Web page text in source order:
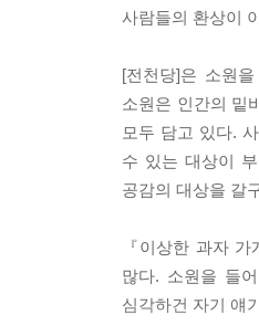
사람들의 환상이
[전천당]은 소원
소원은 인간의 밑
모두 담고 있다.
수 있는 대상이
공감의 대상을 갈
『이상한 과자
많다. 소원을 들
심각하건 자기 얘